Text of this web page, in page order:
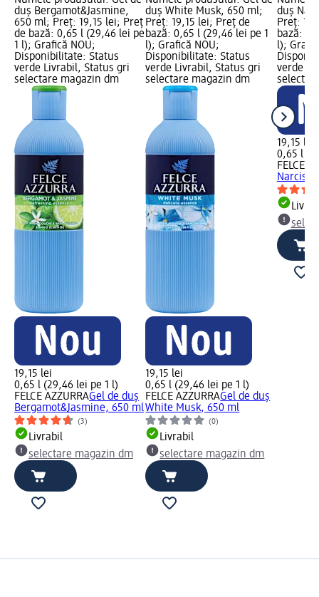
duș Bergamot&Jasmine,
650 ml; Preț: 19,15 lei; Preț
de bază: 0,65 l (29,46 lei pe
1 l); Grafică NOU;
Disponibilitate: Status
verde Livrabil, Status gri
selectare magazin dm
19,15 lei
0,65 l (29,46 lei pe 1 l)
FELCE AZZURRAGel de duș
Bergamot&Jasmine, 650 ml
(3)
Livrabil
selectare magazin dm
duș White Musk, 650 ml;
Preț: 19,15 lei; Preț de
bază: 0,65 l (29,46 lei pe 1
l); Grafică NOU;
Disponibilitate: Status
verde Livrabil, Status gri
selectare magazin dm
19,15 lei
0,65 l (29,46 lei pe 1 l)
FELCE AZZURRAGel de duș
White Musk, 650 ml
(0)
Livrabil
selectare magazin dm
duș
Preț:
bază:
l);
verde
19,15 lei
0,65 l
FELCE